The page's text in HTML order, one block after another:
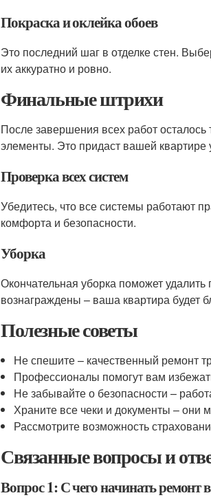
Покраска и оклейка обоев
Это последний шаг в отделке стен.
их аккуратно и ровно.
Финальные штрихи
После завершения всех работ
элементы. Это придаст вашей квартире
Проверка всех систем
Убедитесь, что все системы работают
комфорта и безопасности.
Уборка
Окончательная уборка поможет
вознаграждены – ваша квартира будет
Полезные советы
Не спешите – качественный ремонт
Профессионалы помогут вам
Не забывайте о безопасности –
Храните все чеки и документы – они
Рассмотрите возможность
Связанные вопросы и
Вопрос 1: С чего начинать ремонт